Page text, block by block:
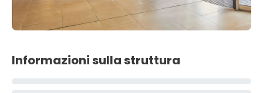
Informazioni sulla struttura